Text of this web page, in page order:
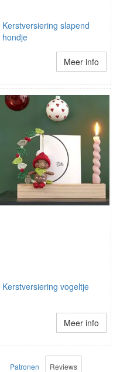
Kerstversiering slapend
hondje
Meer info
Kerstversiering vogeltje
Meer info
Patronen Reviews